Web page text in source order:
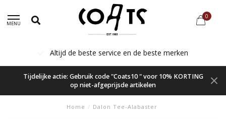
MENU
0
Altijd de beste service en de beste merken
Tijdelijke actie: Gebruik code "Coats10 " voor 10% KORTING
op niet-afgeprijsde artikelen
Home / Dalon Tee-Alabaster